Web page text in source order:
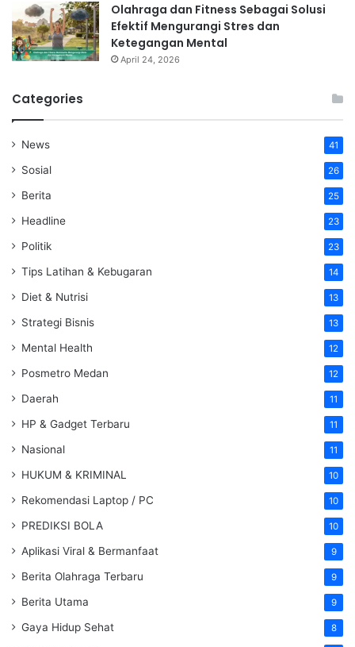
Olahraga dan Fitness Sebagai Solusi
Efektif Mengurangi Stres dan
Ketegangan Mental
April 24, 2026
Categories
News 41
Sosial 26
Berita 25
Headline 23
Politik 23
Tips Latihan & Kebugaran 14
Diet & Nutrisi 13
Strategi Bisnis 13
Mental Health 12
Posmetro Medan 12
Daerah 11
HP & Gadget Terbaru 11
Nasional 11
HUKUM & KRIMINAL 10
Rekomendasi Laptop / PC 10
PREDIKSI BOLA 10
Aplikasi Viral & Bermanfaat 9
Berita Olahraga Terbaru 9
Berita Utama 9
Gaya Hidup Sehat 8